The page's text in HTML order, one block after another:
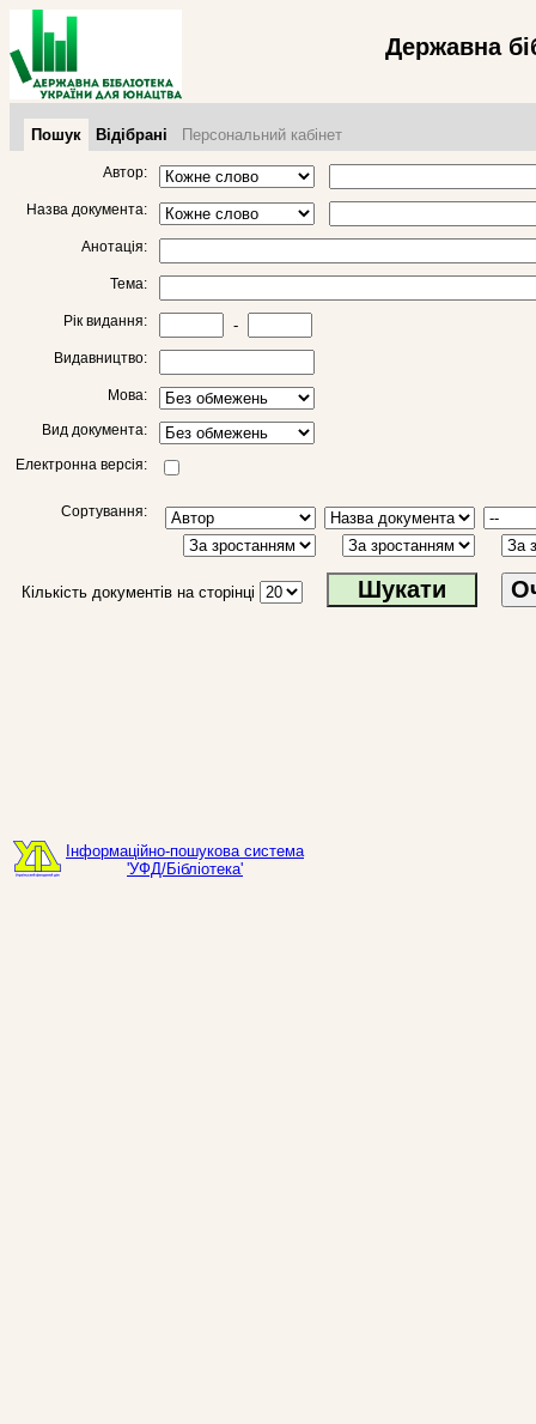
Державна
Пошук Відібрані Персональний кабінет
Автор:
Назва документа:
Анотація:
Тема:
Рік видання: -
Видавництво:
Мова:
Вид документа:
Електронна версія:
Сортування:
Кількість документів на сторінці
Інформаційно-пошукова система
'УФД/Бібліотека'